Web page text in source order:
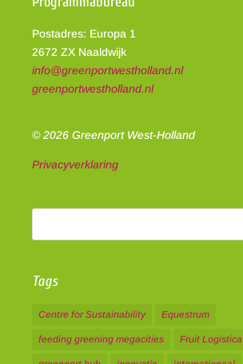
Postadres: Europa 1
2672 ZX Naaldwijk
info@greenportwestholland.nl
greenportwestholland.nl
© 2026 Greenport West-Holland
Privacyverklaring
Tags
Centre for Sustainability Equestrum
feeding greening megacities Fruit Logistica